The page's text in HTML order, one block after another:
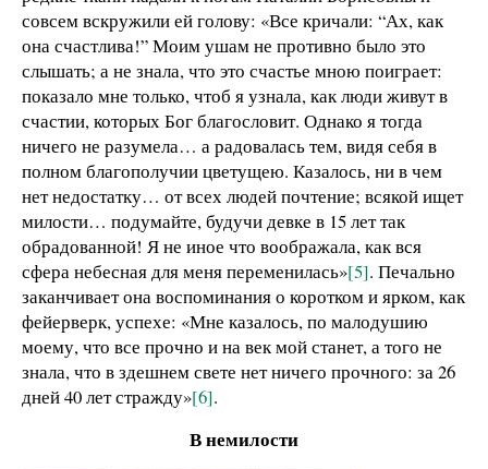
совсем вскружили ей голову: «Все кричали: “Ах, как
она счастлива!” Моим ушам не противно было это
слышать; а не знала, что это счастье мною поиграет:
показало мне только, чтоб я узнала, как люди живут в
счастии, которых Бог благословит. Однако я тогда
ничего не разумела… а радовалась тем, видя себя в
полном благополучии цветущею. Казалось, ни в чем
нет недостатку… от всех людей почтение; всякой ищет
милости… подумайте, будучи девке в 15 лет так
обрадованной! Я не иное что воображала, как вся
сфера небесная для меня переменилась»[5]. Печально
заканчивает она воспоминания о коротком и ярком, как
фейерверк, успехе: «Мне казалось, по малодушию
моему, что все прочно и на век мой станет, а того не
знала, что в здешнем свете нет ничего прочного: за 26
дней 40 лет стражду»[6].
В немилости